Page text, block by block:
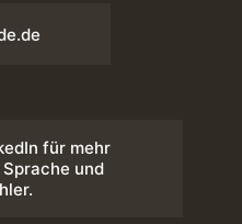
für mehr
und